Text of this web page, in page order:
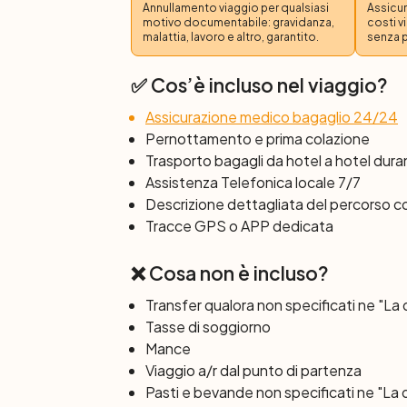
castelli e le mura della città di
relax, al Lago Maggiore in bici.
Dopo colazione, termine dei servizi e
Annullamento viaggio per qualsiasi
motivo documentabile: gravidanza,
malattia, lavoro e altro, garantito.
costi
senza
✅ Cos’è incluso nel viaggio?
Assicurazione medico bagaglio 24/24
Pernottamento e prima colazione
Trasporto bagagli da hotel a hotel
Assistenza Telefonica locale 7/7
Descrizione dettagliata del percorso
Tracce GPS o APP dedicata
❌ Cosa non è incluso?
Transfer qualora non specificati ne "La
Tasse di soggiorno
Mance
Viaggio a/r dal punto di partenza
Pasti e bevande non specificati ne "La